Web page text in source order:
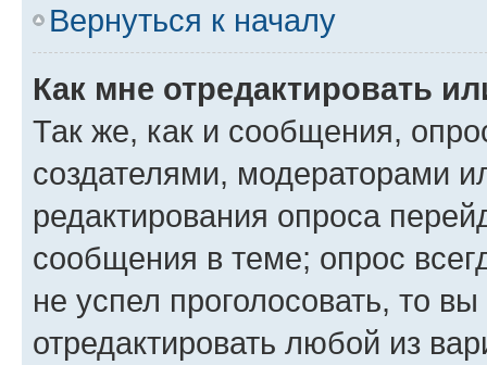
Вернуться к началу
Как мне отредактировать
Так же, как и сообщения,
создателями, модераторами
редактирования опроса
сообщения в теме; опрос
не успел проголосовать, то
отредактировать любой из